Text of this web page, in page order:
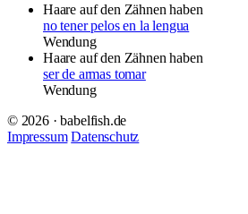
Haare auf den Zähnen haben
no tener pelos en la lengua
Wendung
Haare auf den Zähnen haben
ser de armas tomar
Wendung
© 2026 · babelfish.de
Impressum Datenschutz